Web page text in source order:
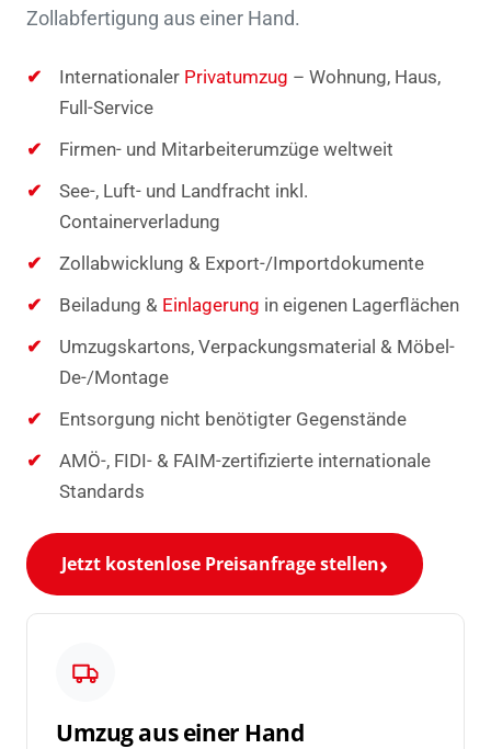
Zollabfertigung aus einer Hand.
Internationaler Privatumzug – Wohnung, Haus,
Full-Service
Firmen- und Mitarbeiterumzüge weltweit
See-, Luft- und Landfracht inkl.
Containerverladung
Zollabwicklung & Export-/Importdokumente
Beiladung & Einlagerung in eigenen Lagerflächen
Umzugskartons, Verpackungsmaterial & Möbel-
De-/Montage
Entsorgung nicht benötigter Gegenstände
AMÖ-, FIDI- & FAIM-zertifizierte internationale
Standards
Jetzt kostenlose Preisanfrage stellen
Umzug aus einer Hand